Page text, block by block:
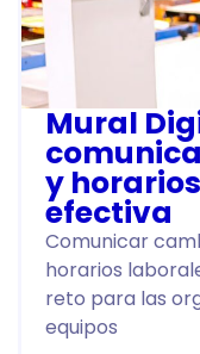
Mural
y
efectiva
Comunicar
horarios
reto para las
equipos